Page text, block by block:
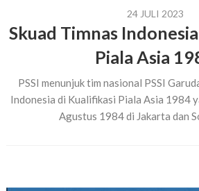
24 JULI 2023
Skuad Timnas
Piala Asia
PSSI menunjuk tim nasional PSSI
Indonesia di Kualifikasi Piala Asia 1984
Agustus 1984 di Jakarta dan